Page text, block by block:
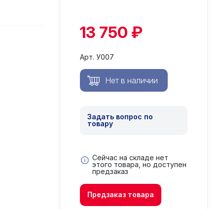
13 750 ₽
Арт. У007
Задать вопрос по
товару
Сейчас на складе нет
этого товара, но доступен
предзаказ
Предзаказ товара